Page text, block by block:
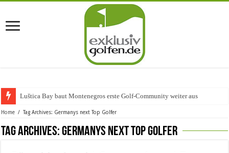
Luštica Bay baut Montenegros erste Golf-Community weiter aus
Home / Tag Archives: Germanys next Top Golfer
Tag Archives:Germanys next Top Golfer